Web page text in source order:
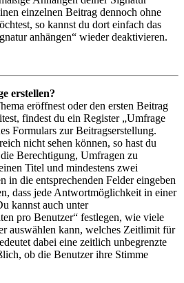
einzelnen Beitrag dennoch ohne
so kannst du dort einfach das
anhängen“ wieder deaktivieren.
erstellen?
eröffnest oder den ersten Beitrag
findest du ein Register „Umfrage
Formulars zur Beitragserstellung.
nicht sehen können, so hast du
Berechtigung, Umfragen zu
Titel und mindestens zwei
in die entsprechenden Felder eingeben
dass jede Antwortmöglichkeit in einer
kannst auch unter
pro Benutzer“ festlegen, wie viele
auswählen kann, welches Zeitlimit für
dabei eine zeitlich unbegrenzte
ob die Benutzer ihre Stimme